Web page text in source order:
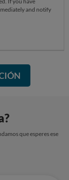
and notify
que esperes ese